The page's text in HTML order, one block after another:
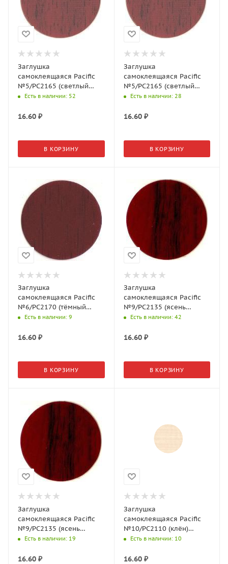
Заглушка
самоклеящаяся Pacific
№5/PC2165 (светлый
орех) d=14мм (50шт./л)
Есть в наличии: 52
16.60 ₽
В КОРЗИНУ
Заглушка
самоклеящаяся Pacific
№5/PC2165 (светлый
орех) d=18мм (32шт./л)
Есть в наличии: 28
16.60₽
В КОРЗИНУ
Заглушка
самоклеящаяся Pacific
№6/PC2170 (тёмный
орех) d=18мм (32шт./л)
Есть в наличии: 9
16.60 ₽
В КОРЗИНУ
Заглушка
самоклеящаяся Pacific
№9/PC2135 (ясень
северный) d=14мм
Есть в наличии: 42
16.60₽
В КОРЗИНУ
Заглушка
самоклеящаяся Pacific
№9/PC2135 (ясень
северный) d=18мм
Есть в наличии: 19
16.60 ₽
Заглушка
самоклеящаяся Pacific
№10/PC2110 (клён)
d=14мм (50шт./л)
Есть в наличии: 10
16.60₽